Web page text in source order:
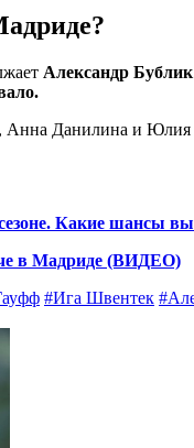
Александр Бублик
Анна Данилина и Юлия
Какие шансы
в Мадриде (ВИДЕО)
#Ига Швентек